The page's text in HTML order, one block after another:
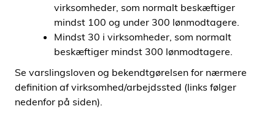
virksomheder, som normalt beskæftiger
mindst 100 og under 300 lønmodtagere.
Mindst 30 i virksomheder, som normalt
beskæftiger mindst 300 lønmodtagere.
Se varslingsloven og bekendtgørelsen for nærmere
definition af virksomhed/arbejdssted (links følger
nedenfor på siden).